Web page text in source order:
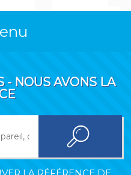
- NOUS AVONS LA